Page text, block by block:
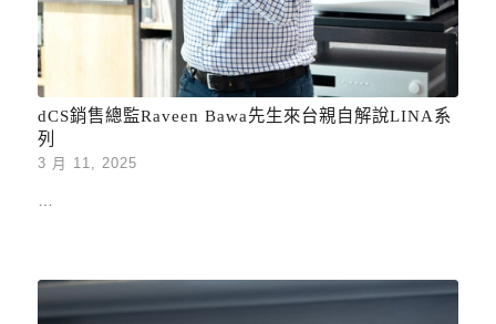
dCS銷售總監Raveen Bawa先生來台親自解說LINA系
列
3 月 11, 2025